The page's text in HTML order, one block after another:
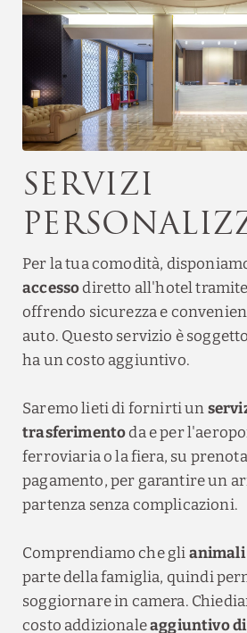
Servizi
Per la tua comodità,
accessodiretto all'hotel
offrendo sicurezza e
auto. Questo servizio è
ha un costo aggiuntivo.
Saremo lieti di fornirti un
trasferimentoda e per
ferroviaria o la fiera, su
pagamento, per garantire un
partenza senza complicazioni.
Comprendiamo che gli
parte della famiglia, quindi
soggiornare in camera.
costo addizionaleaggiuntivo di